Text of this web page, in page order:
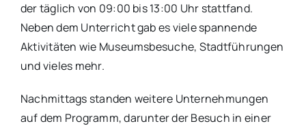
der täglich von 09:00 bis 13:00 Uhr stattfand.
Neben dem Unterricht gab es viele spannende
Aktivitäten wie Museumsbesuche, Stadtführungen
und vieles mehr.
Nachmittags standen weitere Unternehmungen
auf dem Programm, darunter der Besuch in einer